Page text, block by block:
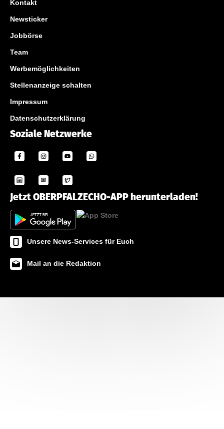
Kontakt
Newsticker
Jobbörse
Team
Werbemöglichkeiten
Stellenanzeige schalten
Impressum
Datenschutzerklärung
Soziale Netzwerke
Jetzt OBERPFALZECHO-APP herunterladen!
Unsere News-Services für Euch
Mail an die Redaktion